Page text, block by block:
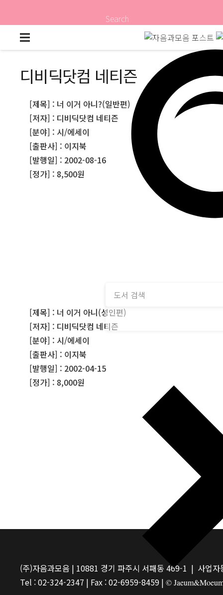
Search
디비딕닷컴 네티즌
[제목] : 너 이거 아니?(일반편)
[저자] : 디비딕닷컴 네티즌
[분야] : 시/에세이
[출판사] : 이지북
[발행일] : 2002-08-16
[정가] : 8,500원
[제목] : 너 이거 아니(성인편)
[저자] : 디비딕닷컴 네티즌
[분야] : 시/에세이
[출판사] : 이지북
[발행일] : 2002-04-15
[정가] : 8,000원
(주)자음과모음 | 10881 경기 파주시 서패동 469-1 | 사업
Tel : 02-324-2347 | Fax : 02-6959-8459 | ©